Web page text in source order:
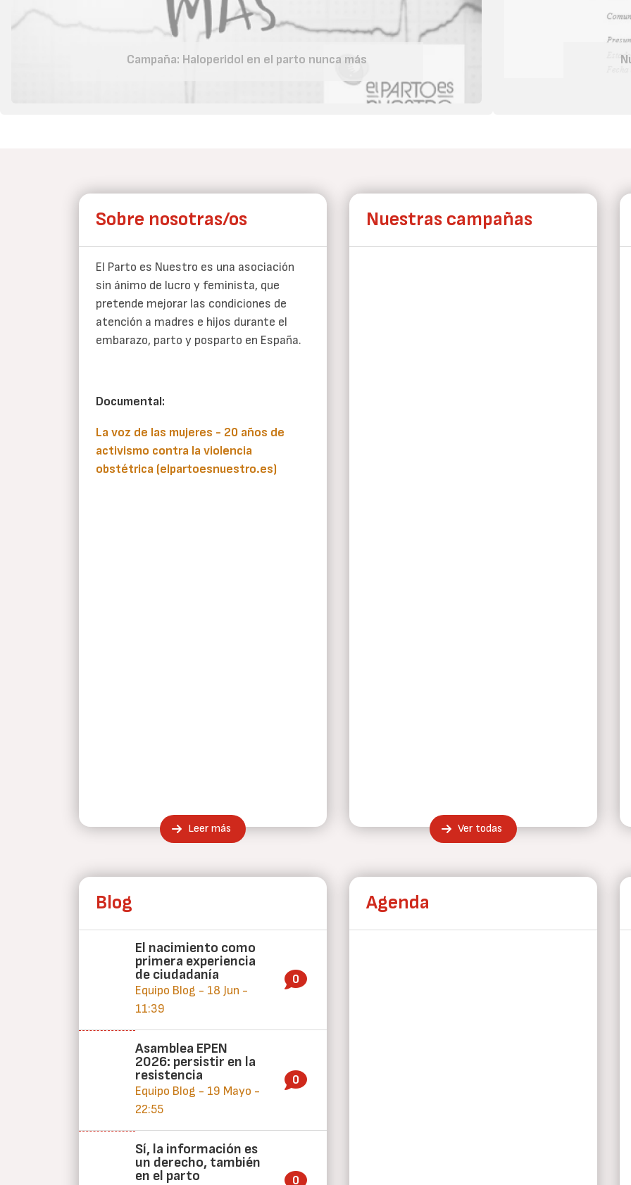
Campaña: Haloperidol en el parto nunca más
Sobre nosotras/os
El Parto es Nuestro es una asociación
sin ánimo de lucro y feminista, que
pretende mejorar las condiciones de
atención a madres e hijos durante el
embarazo, parto y posparto en España.
Documental:
La voz de las mujeres - 20 años de
activismo contra la violencia
obstétrica (elpartoesnuestro.es)
Leer más
Nuestras campañas
Ver todas
Blog
El nacimiento como
primera experiencia
de ciudadanía
Equipo Blog - 18 Jun -
11:39
0
Asamblea EPEN
2026: persistir en la
resistencia
Equipo Blog - 19 Mayo -
22:55
0
Sí, la información es
un derecho, también
en el parto 0
Agenda